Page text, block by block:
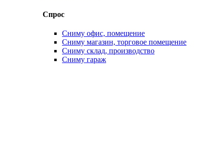
Спрос
Сниму офис, помещение
Сниму магазин, торговое помещение
Сниму склад, производство
Сниму гараж